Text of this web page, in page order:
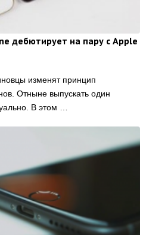
дебютирует на пару с Apple
изменят принцип
Отныне выпускать один
В этом …